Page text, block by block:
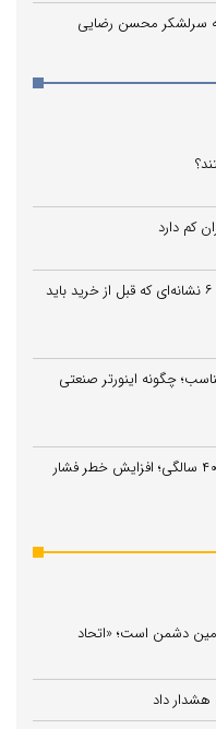
به سرلشکر محسن رضایی
کم دارد
کف نرم همیشه برای کودک امن نیست؛ ۶ نشانه‌ای که قبل از خرید باید
چگونه اینورتر صنعتی
هشدار محققان درباره یائسگی پیش از ۴۰ سالگی؛ افزایش خطر فشار
دشمن است؛ «اتحاد
داد